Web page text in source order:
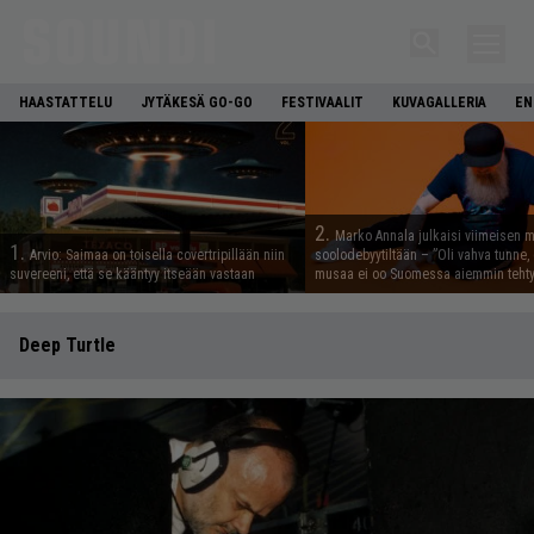
HAASTATTELU JYTÄKESÄ GO-GO FESTIVAALIT KUVAGALLERIA
1. Arvio: Saimaa on toisella covertripillään niin
suvereeni, että se kääntyy itseään vastaan
2.Marko Annala julkaisi viimeisen
soolodebyytiltään – ”Oli vahva
musaa ei oo Suomessa aiemmin
Deep Turtle